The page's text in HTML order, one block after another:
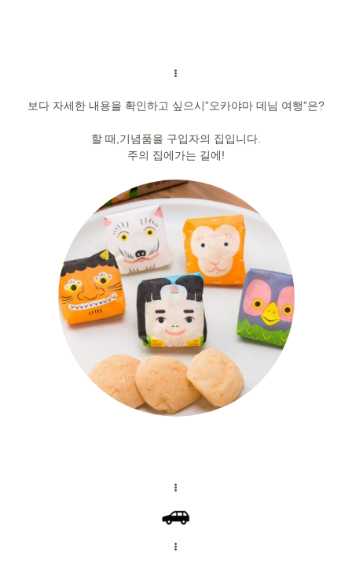
보다 자세한 내용을 확인하고 싶으시”오카야마 데님 여행”은?
할 때,기념품을 구입자의 집입니다.
주의 집에가는 길에!